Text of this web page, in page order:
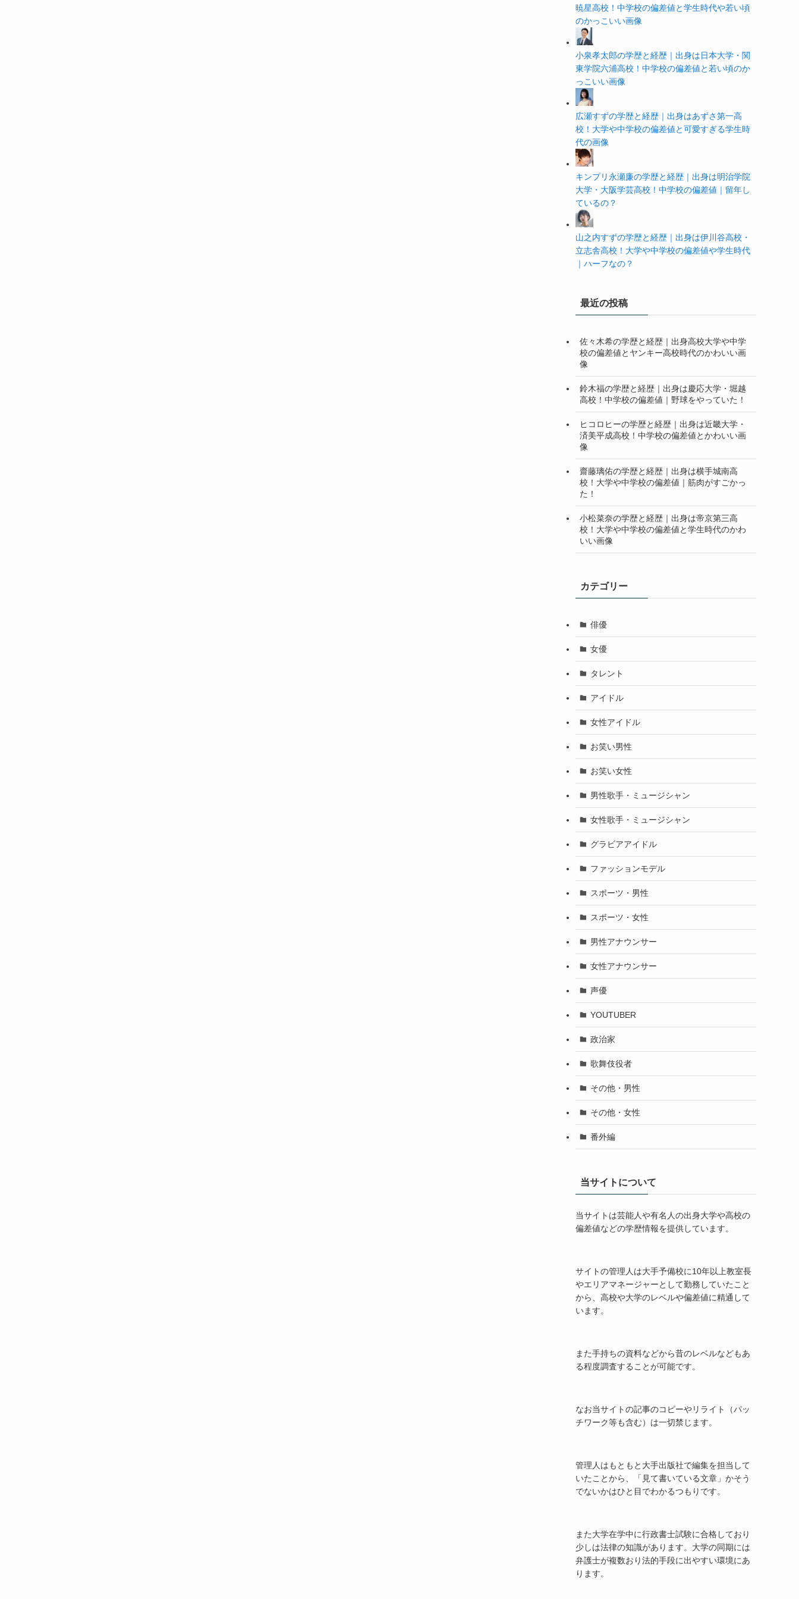
暁星高校！中学校の偏差値と学生時代や若い頃
のかっこいい画像
小泉孝太郎の学歴と経歴｜出身は日本大学・関
東学院六浦高校！中学校の偏差値と若い頃のか
っこいい画像
広瀬すずの学歴と経歴｜出身はあずさ第一高
校！大学や中学校の偏差値と可愛すぎる学生時
代の画像
キンプリ永瀬廉の学歴と経歴｜出身は明治学院
大学・大阪学芸高校！中学校の偏差値｜留年し
ているの？
山之内すずの学歴と経歴｜出身は伊川谷高校・
立志舎高校！大学や中学校の偏差値や学生時代
｜ハーフなの？
最近の投稿
佐々木希の学歴と経歴｜出身高校大学や中学
校の偏差値とヤンキー高校時代のかわいい画
像
鈴木福の学歴と経歴｜出身は慶応大学・堀越
高校！中学校の偏差値｜野球をやっていた！
ヒコロヒーの学歴と経歴｜出身は近畿大学・
済美平成高校！中学校の偏差値とかわいい画
像
齋藤璃佑の学歴と経歴｜出身は横手城南高
校！大学や中学校の偏差値｜筋肉がすごかっ
た！
小松菜奈の学歴と経歴｜出身は帝京第三高
校！大学や中学校の偏差値と学生時代のかわ
いい画像
カテゴリー
俳優
女優
タレント
アイドル
女性アイドル
お笑い男性
お笑い女性
男性歌手・ミュージシャン
女性歌手・ミュージシャン
グラビアアイドル
ファッションモデル
スポーツ・男性
スポーツ・女性
男性アナウンサー
女性アナウンサー
声優
YOUTUBER
政治家
歌舞伎役者
その他・男性
その他・女性
番外編
当サイトについて
当サイトは芸能人や有名人の出身大学や高校の
偏差値などの学歴情報を提供しています。
サイトの管理人は大手予備校に10年以上教室長
やエリアマネージャーとして勤務していたこと
から、高校や大学のレベルや偏差値に精通して
います。
また手持ちの資料などから昔のレベルなどもあ
る程度調査することが可能です。
なお当サイトの記事のコピーやリライト（パッ
チワーク等も含む）は一切禁じます。
管理人はもともと大手出版社で編集を担当して
いたことから、「見て書いている文章」かそう
でないかはひと目でわかるつもりです。
また大学在学中に行政書士試験に合格しており
少しは法律の知識があります。大学の同期には
弁護士が複数おり法的手段に出やすい環境にあ
ります。